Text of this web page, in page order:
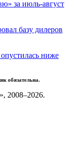
за июль-август
базу дилеров
ниже
обязательна.
2008–2026.